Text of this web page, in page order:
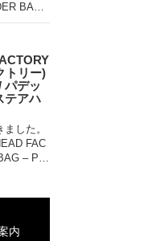
BAG
問い合わ
品 1983
トリー)
パデッ
テアハ
した。
FAC
– PT
内